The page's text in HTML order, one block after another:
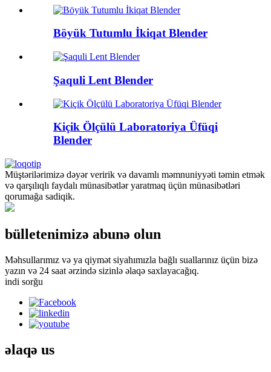
Böyük Tutumlu İkiqat Blender
Şaquli Lent Blender
Kiçik Ölçülü Laboratoriya Üfüqi
Blender
Müştərilərimizə dəyər veririk və davamlı məmnuniyyəti təmin etmək
və qarşılıqlı faydalı münasibətlər yaratmaq üçün münasibətləri
qorumağa sadiqik.
bülletenimizə abunə olun
Məhsullarımız və ya qiymət siyahımızla bağlı suallarınız üçün bizə
yazın və 24 saat ərzində sizinlə əlaqə saxlayacağıq.
indi sorğu
əlaqə us